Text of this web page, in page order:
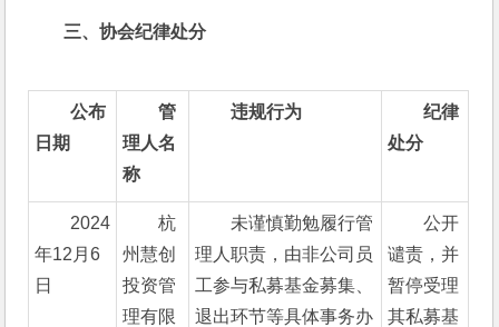
三、协会纪律处分
公布
日期
管
理人名
称
违规行为
纪律
处分
2024
年12月6
日
杭
州慧创
投资管
理有限
未谨慎勤勉履行管
理人职责，由非公司员
工参与私募基金募集、
退出环节等具体事务办
公开
谴责，并
暂停受理
其私募基